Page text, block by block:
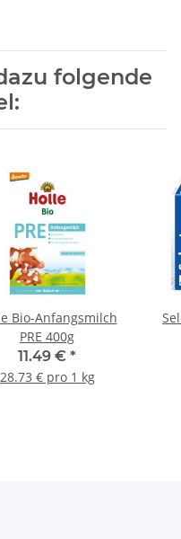
folgende
Bio-Anfangsmilch
PRE 400g
11.49 € *
28.73 € pro 1 kg